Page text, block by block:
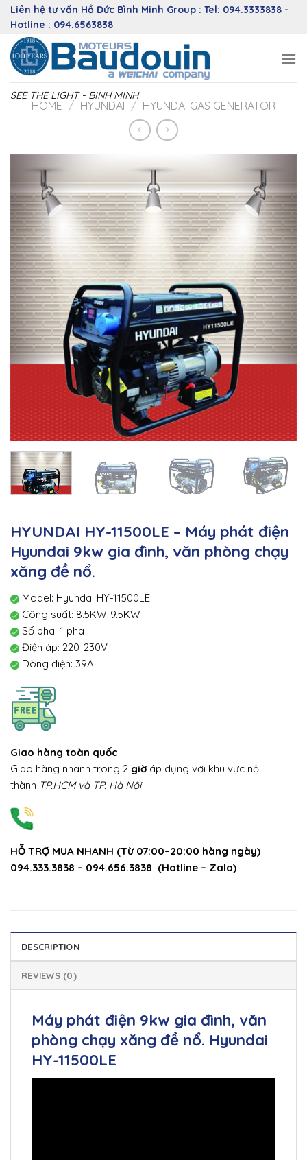
Skip
content
Liên hệ tư vấn Hồ Đức Bình Minh Group : Tel: 094.3333838 -
Hotline : 094.6563838
SEE THE LIGHT - BINH MINH
HOME / HYUNDAI / HYUNDAI GAS GENERATOR
HYUNDAI HY-11500LE – Máy phát điện
Hyundai 9kw gia đình, văn phòng chạy
xăng đề nổ.
Model: Hyundai HY-11500LE
Công suất: 8.5KW-9.5KW
Số pha: 1 pha
Điện áp: 220-230V
Dòng điện: 39A
Giao hàng toàn quốc
Giao hàng nhanh trong 2 giờ áp dụng với khu vực nội
thành TP.HCM và TP. Hà Nội
HỖ TRỢ MUA NHANH (Từ 07:00–20:00 hàng ngày)
094.333.3838 – 094.656.3838 (Hotline – Zalo)
DESCRIPTION
REVIEWS (0)
Máy phát điện 9kw gia đình, văn
phòng chạy xăng đề nổ. Hyundai
HY-11500LE